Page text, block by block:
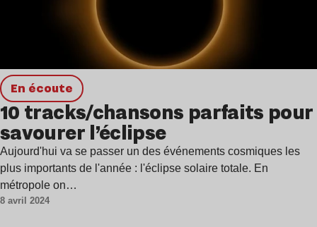
en écoute
10 tracks/chansons parfaits pour
savourer l’éclipse
Aujourd'hui va se passer un des événements cosmiques les
plus importants de l'année : l'éclipse solaire totale. En
métropole on…
8 avril 2024